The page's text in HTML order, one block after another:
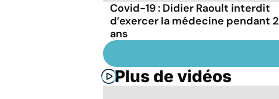
Covid-19 : Didier Raoult interdit
d’exercer la médecine pendant 2
ans
Plus de vidéos